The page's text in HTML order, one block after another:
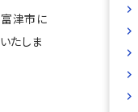
富津市に
たしま